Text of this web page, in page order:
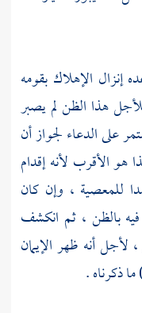
إنزال الإهلاك بقومه
هذا الظن لم يصبر
على الدعاء لجواز أن
هو الأقرب لأنه إقدام
للمعصية ، وإن كان
بالظن ، ثم انكشف
أنه ظهر الإيمان
ذكرناه .